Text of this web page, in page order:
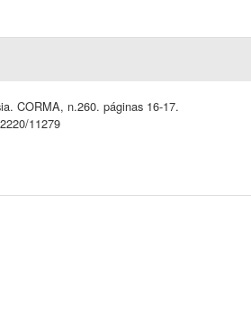
CORMA, n.260. páginas 16-17.
11279